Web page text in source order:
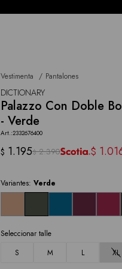
Vestimenta Pantalones
DICTIONARY
Palazzo Con Doble
- Verde
2332676400
$ 1.195$ 2.390 $
Variantes:Verde
Seleccionar talle
S
M L XL